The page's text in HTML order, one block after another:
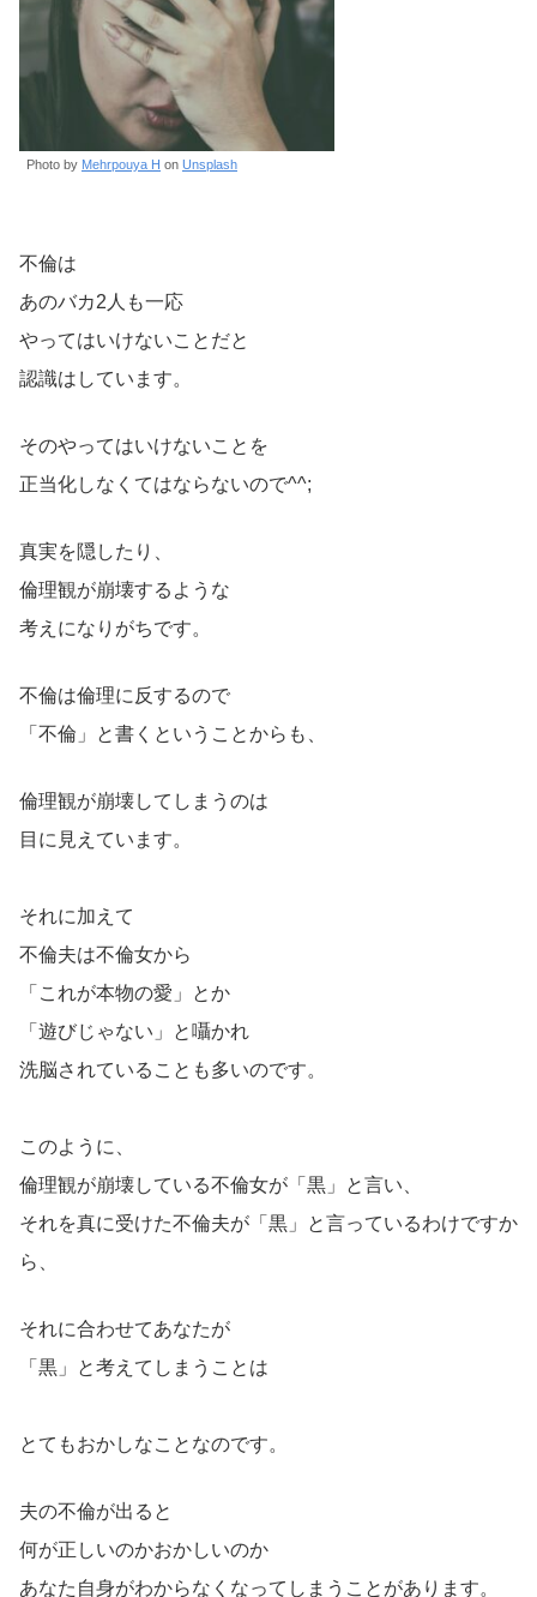
Photo by Mehrpouya H on Unsplash
不倫は
あのバカ2人も一応
やってはいけないことだと
認識はしています。
そのやってはいけないことを
正当化しなくてはならないので^^;
真実を隠したり、
倫理観が崩壊するような
考えになりがちです。
不倫は倫理に反するので
「不倫」と書くということからも、
倫理観が崩壊してしまうのは
目に見えています。
それに加えて
不倫夫は不倫女から
「これが本物の愛」とか
「遊びじゃない」と囁かれ
洗脳されていることも多いのです。
このように、
倫理観が崩壊している不倫女が「黒」と言い、
それを真に受けた不倫夫が「黒」と言っているわけですか
ら、
それに合わせてあなたが
「黒」と考えてしまうことは
とてもおかしなことなのです。
夫の不倫が出ると
何が正しいのかおかしいのか
あなた自身がわからなくなってしまうことがあります。